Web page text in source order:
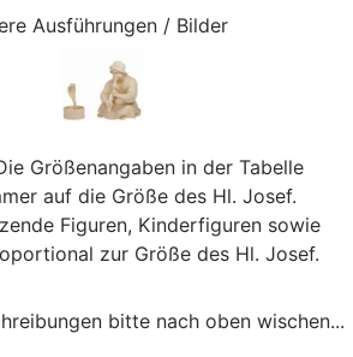
Ausführungen / Bilder
Größenangaben in der Tabelle
auf die Größe des Hl. Josef.
Figuren, Kinderfiguren sowie
zur Größe des Hl. Josef.
bitte nach oben wischen...